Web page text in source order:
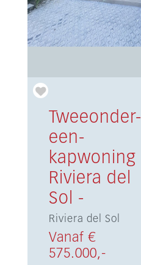
Tweeonder-
een-
kapwoning
Riviera del
Sol -
Riviera del Sol
Vanaf €
575.000,-